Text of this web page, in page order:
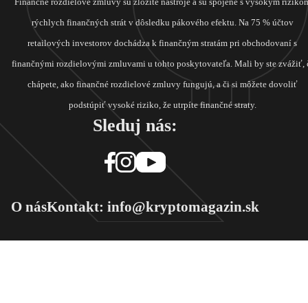
rýchlych finančných strát v dôsledku pákového efektu. Na 75 % účtov
retailových investorov dochádza k finančným stratám pri obchodovaní s
finančnými rozdielovými zmluvami u tohto poskytovateľa. Mali by ste zvážiť,
chápete, ako finančné rozdielové zmluvy fungujú, a či si môžete dovoliť
podstúpiť vysoké riziko, že utrpíte finančné straty.
Sleduj nás:
O násKontakt: info@kryptomagazin.sk